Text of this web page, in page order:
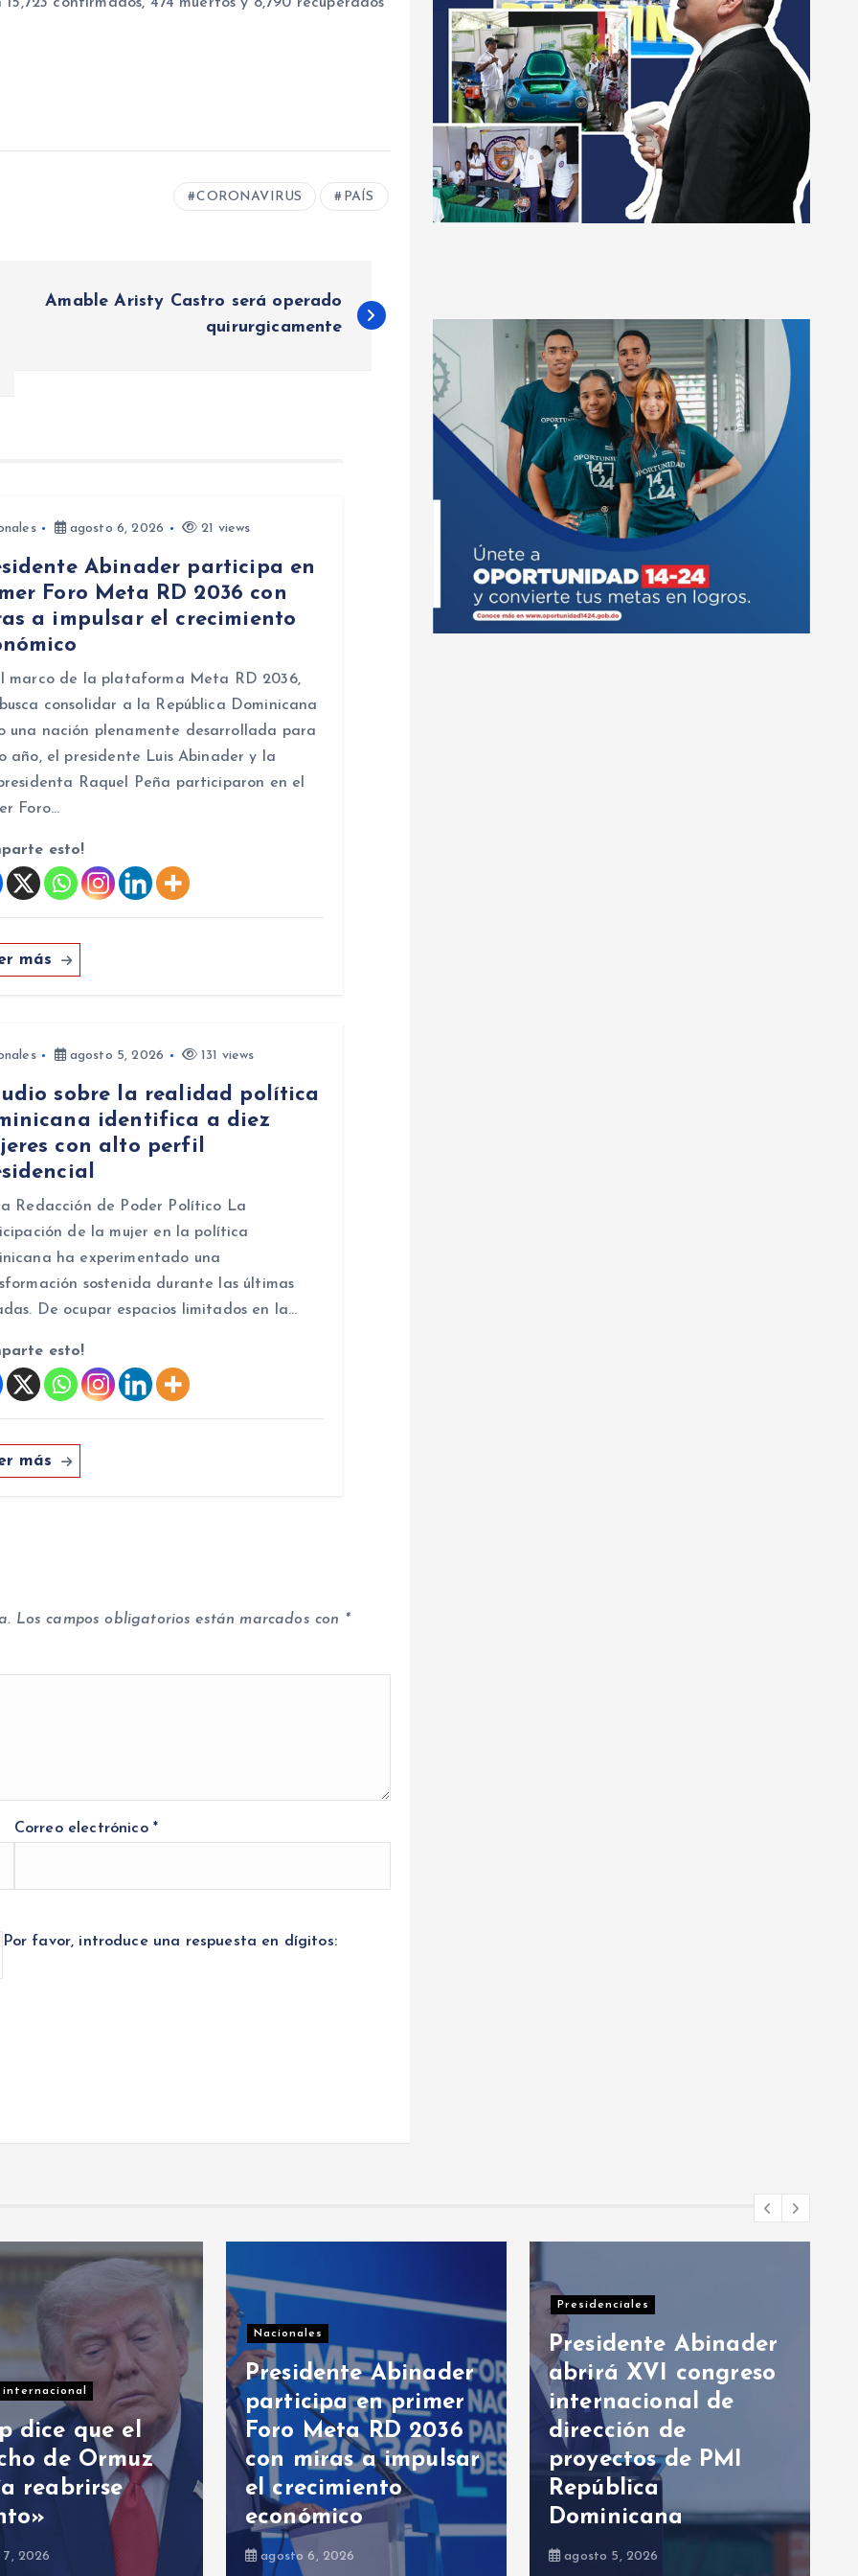
CORONAVIRUS PAÍS
Amable Aristy Castro será operado
quirurgicamente
agosto 6, 2026 21 views
Abinader participa en
Foro Meta RD 2036 con
a impulsar el crecimiento
marco de la plataforma Meta RD 2036,
consolidar a la República Dominicana
una nación plenamente desarrollada para
año, el presidente Luis Abinader y la
Raquel Peña participaron en el
Foro…
esto!
más
agosto 5, 2026 131 views
sobre la realidad política
identifica a diez
con alto perfil
Redacción de Poder Político La
de la mujer en la política
ha experimentado una
sostenida durante las últimas
De ocupar espacios limitados en la…
esto!
más
Los campos obligatorios están marcados con *
Correo electrónico *
Por favor, introduce una respuesta en dígitos:
Abinader
en primer
Meta RD 2036
miras a impulsar
6, 2026
Presidenciales
Presidente Abinader
abrirá XVI congreso
internacional de
dirección de
proyectos de PMI
República
Dominicana
agosto 5, 2026
Nacionales
Estudio sobre la
realidad política
dominicana
identifica a diez
mujeres con alto
perfil presidencial
agosto 5, 2026